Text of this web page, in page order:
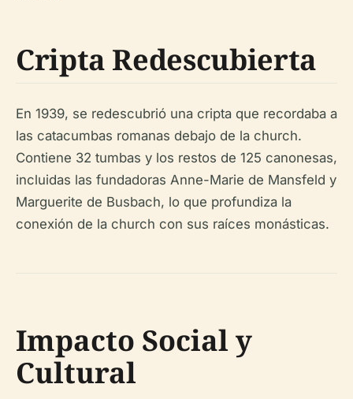
Cripta Redescubierta
En 1939, se redescubrió una cripta que recordaba a
las catacumbas romanas debajo de la church.
Contiene 32 tumbas y los restos de 125 canonesas,
incluidas las fundadoras Anne-Marie de Mansfeld y
Marguerite de Busbach, lo que profundiza la
conexión de la church con sus raíces monásticas.
Impacto Social y
Cultural